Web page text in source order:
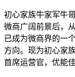
初心家族牛家军牛
微商广阔前景后，
已成为微商界的一
方向。现为初心家
首席运营官，优能